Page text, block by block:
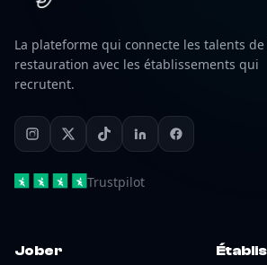
La plateforme qui connecte les talents de
restauration avec les établissements qui
recrutent.
Trustpilot
Jober